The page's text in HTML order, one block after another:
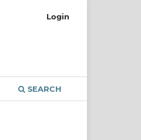
SEARCH
Login